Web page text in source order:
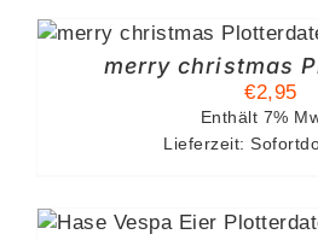
merry christmas
€2,95
Enthält 7%
Lieferzeit: